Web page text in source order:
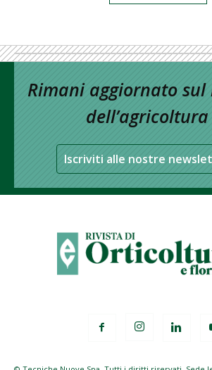
Rimani aggiornato sul
dell’agricoltura
Iscriviti alle nostre